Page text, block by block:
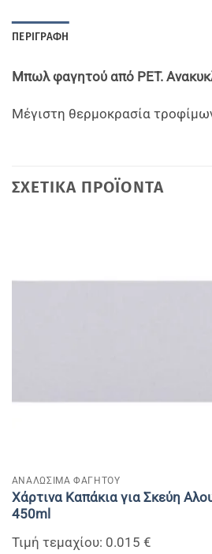
ΠΕΡΙΓΡΑΦΉ
Μπωλ φαγητού από PET.
Μέγιστη θερμοκρασία
ΣΧΕΤΙΚΆ ΠΡΟΪΌΝΤΑ
ΑΝΑΛΩΣΙΜΑ ΦΑΓΗΤΟΥ
Χάρτινα Καπάκια για Σκεύη
450ml
Τιμή τεμαχίου: 0.015 €